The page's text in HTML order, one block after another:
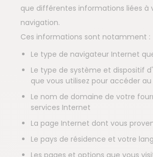
que différentes informations liées à
navigation.
Ces informations sont notamment :
Le type de navigateur Internet
Le type de système et dispositif
que vous utilisez pour accéder au
Le nom de domaine de votre
services Internet
La page Internet dont vous
Le pays de résidence et votre